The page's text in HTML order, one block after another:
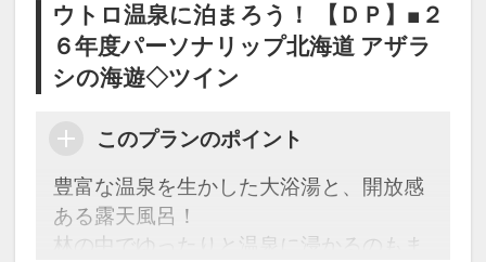
ウトロ温泉に泊まろう！ 【ＤＰ】■２
６年度パーソナリップ北海道 アザラ
シの海遊◇ツイン
このプランのポイント
豊富な温泉を生かした大浴湯と、開放感
ある露天風呂！
林の中でゆったりと温泉に浸かるのもま